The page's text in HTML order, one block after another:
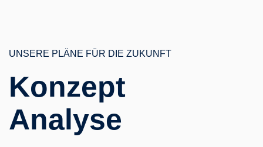
UNSERE PLÄNE FÜR DIE ZUKUNFT
Konzept
Analyse